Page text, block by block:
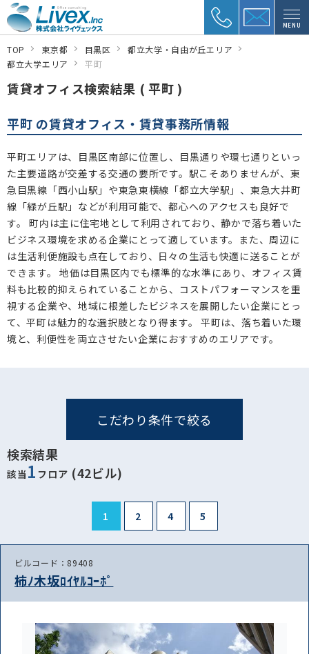
MENU
TOP 東京都 目黒区
都立大学・自由が丘エリア
都立大学エリア
平町
賃貸オフィス検索結果 ( 平町 )
平町 の賃貸オフィス・賃貸事務所情報
平町エリアは、目黒区南部に位置し、目黒通りや環七通りといっ
た主要道路が交差する交通の要所です。駅こそありませんが、東
急目黒線「西小山駅」や東急東横線「都立大学駅」、東急大井町
線「緑が丘駅」などが利用可能で、都心へのアクセスも良好で
す。 町内は主に住宅地として利用されており、静かで落ち着いた
ビジネス環境を求める企業にとって適しています。また、周辺に
は生活利便施設も点在しており、日々の生活も快適に送ることが
できます。 地価は目黒区内でも標準的な水準にあり、オフィス賃
料も比較的抑えられていることから、コストパフォーマンスを重
視する企業や、地域に根差したビジネスを展開したい企業にとっ
て、平町は魅力的な選択肢となり得ます。 平町は、落ち着いた環
境と、利便性を両立させたい企業におすすめのエリアです。
こだわり条件で絞る
検索結果
該当 1 フロア (42ビル)
1 2 4 5
ビルコード：89408
柿ﾉ木坂ﾛｲﾔﾙｺｰﾎﾟ